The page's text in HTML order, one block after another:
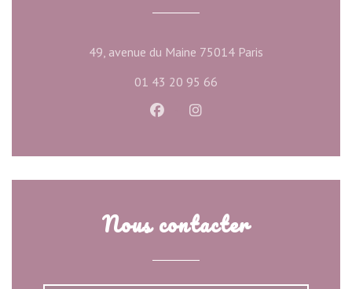
49, avenue du Maine 75014 Paris
01 43 20 95 66
Facebook ((ouvre une nouvelle
Instagram ((ouvre une
Nous contacter